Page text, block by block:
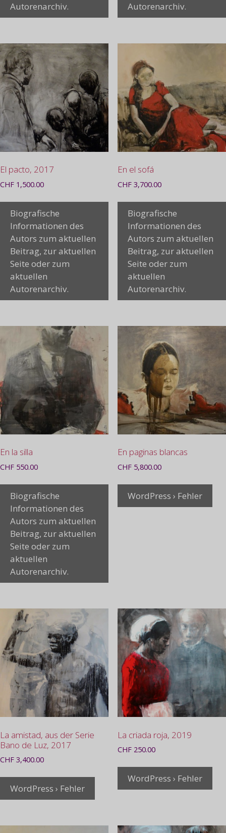
Autorenarchiv. Autorenarchiv.
El pacto, 2017
CHF 1,500.00
Biografische
Informationen des
Autors zum aktuellen
Beitrag, zur aktuellen
Seite oder zum
aktuellen
Autorenarchiv.
En el sofá
CHF3,700.00
Biografische
Informationen des
Autors zum aktuellen
Beitrag, zur aktuellen
Seite oder zum
aktuellen
Autorenarchiv.
En la silla
CHF 550.00
Biografische
Informationen des
Autors zum aktuellen
Beitrag, zur aktuellen
Seite oder zum
aktuellen
Autorenarchiv.
En paginas blancas
CHF5,800.00
WordPress › Fehler
La amistad, aus der Serie
Bano de Luz, 2017
CHF 3,400.00
WordPress › Fehler
La criada roja, 2019
CHF250.00
WordPress › Fehler